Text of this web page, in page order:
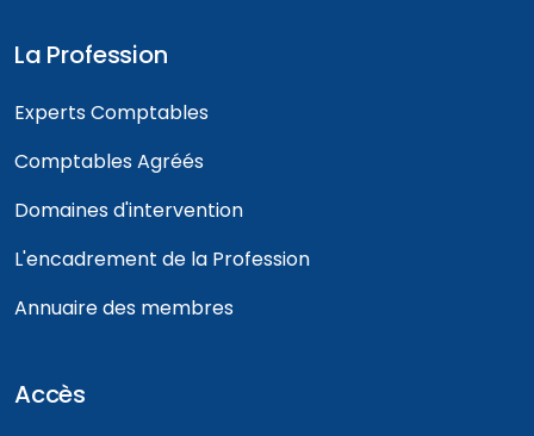
La Profession
Experts Comptables
Comptables Agréés
Domaines d'intervention
L'encadrement de la Profession
Annuaire des membres
Accès